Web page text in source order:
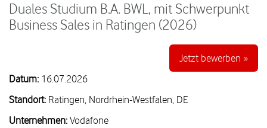
Duales Studium B.A. BWL, mit Schwerpunkt
Business Sales in Ratingen (2026)
Jetzt bewerben »
Datum: 16.07.2026
Standort: Ratingen, Nordrhein-Westfalen, DE
Unternehmen: Vodafone